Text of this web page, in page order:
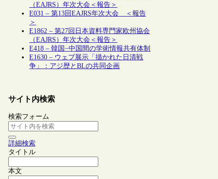
（EAJRS）年次大会＜報告＞
E031 – 第13回EAJRS年次大会 ＜報告
＞
E1862 – 第27回日本資料専門家欧州協会
（EAJRS）年次大会＜報告＞
E418 – 韓国−中国間の学術情報共有体制
E1630 – ウェブ展示「描かれた日清戦
争」：アジ歴とBLの共同企画
サイト内検索
検索フォーム
詳細検索
タイトル
本文